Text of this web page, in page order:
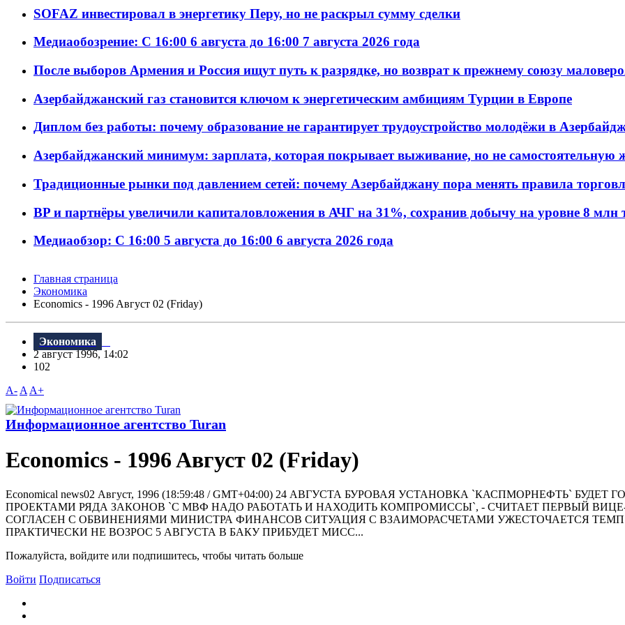
SOFAZ инвестировал в энергетику Перу, но не раскрыл сумму сделки
Медиаобозрение: С 16:00 6 августа до 16:00 7 августа 2026 года
После выборов Армения и Россия ищут путь к разрядке, но возврат к прежнему союзу
Азербайджанский газ становится ключом к энергетическим амбициям Турции в Европе
Диплом без работы: почему образование не гарантирует трудоустройство молодёжи в
Азербайджанский минимум: зарплата, которая покрывает выживание, но не самостоятельную
Традиционные рынки под давлением сетей: почему Азербайджану пора менять правила
BP и партнёры увеличили капиталовложения в АЧГ на 31%, сохранив добычу на уровне 8 млн
Медиаобзор: С 16:00 5 августа до 16:00 6 августа 2026 года
Главная страница
Экономика
Economics - 1996 Aвгуст 02 (Friday)
Экономика
2 август 1996, 14:02
102
A- A A+
Информационное агентство Turan
Economics - 1996 Aвгуст 02 (Friday)
Economical news02 Август, 1996 (18:59:48 / GMT+04:00) 24 АВГУСТА БУРОВАЯ УСТАHОВКА `КАСПМОРHЕФТЬ`
ПРОЕКТАМИ РЯДА ЗАКОНОВ `С МВФ НАДО РАБОТАТЬ И НАХОДИТЬ КОМПРОМИССЫ`, - СЧИТАЕТ ПЕРВЫЙ
СОГЛАСЕН С ОБВИНЕНИЯМИ МИНИСТРА ФИНАНСОВ СИТУАЦИЯ С ВЗАИМОРАСЧЕТАМИ УЖЕСТОЧАЕТСЯ
ПРАКТИЧЕСКИ НЕ ВОЗРОС 5 АВГУСТА В БАКУ ПРИБУДЕТ МИСС...
Пожалуйста, войдите или подпишитесь, чтобы читать больше
Войти Подписаться